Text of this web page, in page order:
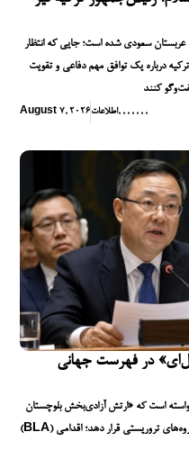
سعودی شده است؛ جایی که انتظار
درباره یک توافق مهم دفاعی و تقویت
کنند
August 7, 2026اطلاعات, , , , , , ,
در فهرست جهانی
است که «ارتش آزادی‌بخش بلوچستان»
(BLA) و «بریگاد مجید» را فوراً در فهرست جهانی گروه‌های تروریستی قرار دهد؛ اقدامی